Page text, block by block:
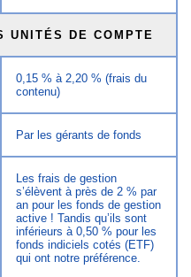
UNITÉS DE COMPTE
0,15 % à 2,20 % (frais du
contenu)
Par les gérants de fonds
Les frais de gestion
s’élèvent à près de 2 % par
an pour les fonds de gestion
active ! Tandis qu’ils sont
inférieurs à 0,50 % pour les
fonds indiciels cotés (ETF)
qui ont notre préférence.